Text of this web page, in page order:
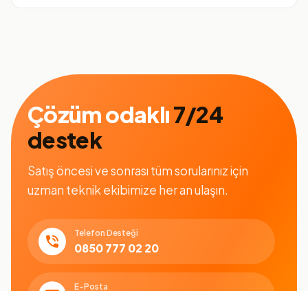
Çözüm odaklı7/24
destek
Satış öncesi ve sonrası tüm sorularınız için
uzman teknik ekibimize her an ulaşın.
Telefon Desteği
0850 777 02 20
E-Posta